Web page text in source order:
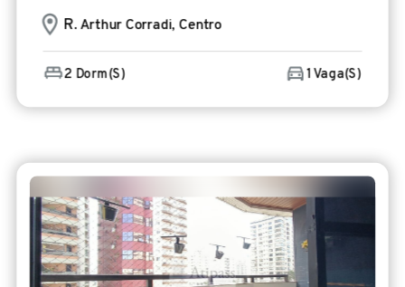
R. Arthur Corradi, Centro
2 Dorm(s) 1 Vaga(s)